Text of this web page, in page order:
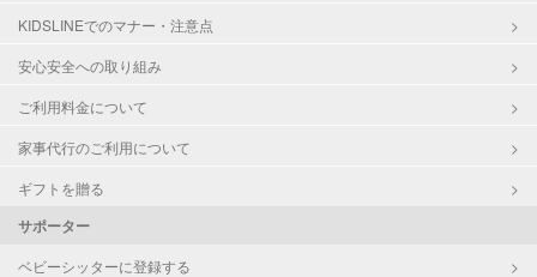
病児対応
レッスン
KIDSLINEでのマナー・注意点
安心安全への取り組み
ご利用料金について
家事代行のご利用について
ギフトを贈る
サポーター
ベビーシッターに登録する